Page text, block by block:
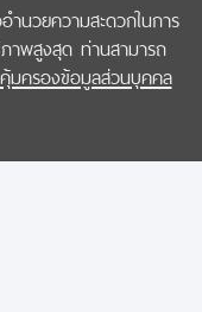
นวยความสะดวกในการ
ภาพสูงสุด ท่านสามารถ
คุ้มครองข้อมูลส่วนบุคคล
ทยาศาสตร์ วิจัยและนวัตกรรม
คคล